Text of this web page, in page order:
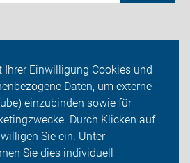
Ihrer Einwilligung Cookies und
Daten, um externe
einzubinden sowie für
Durch Klicken auf
willigen Sie ein. Unter
Sie dies individuell